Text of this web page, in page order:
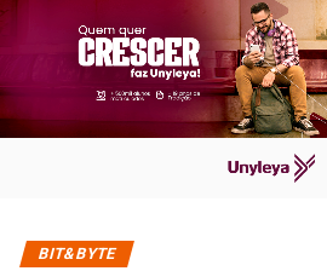
BIT&BYTE